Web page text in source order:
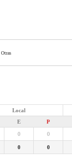
Otras
Local
E P
0 0
0 0